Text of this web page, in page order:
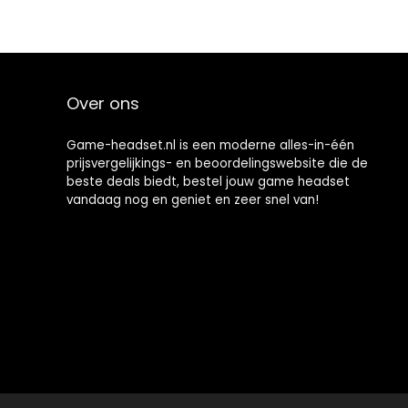
met microfoon,
Over ons
Game-headset.nl is een moderne alles-in-één
prijsvergelijkings- en beoordelingswebsite die de
beste deals biedt, bestel jouw game headset
vandaag nog en geniet en zeer snel van!